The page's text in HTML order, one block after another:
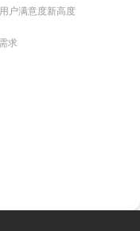
户满意度新高度
求